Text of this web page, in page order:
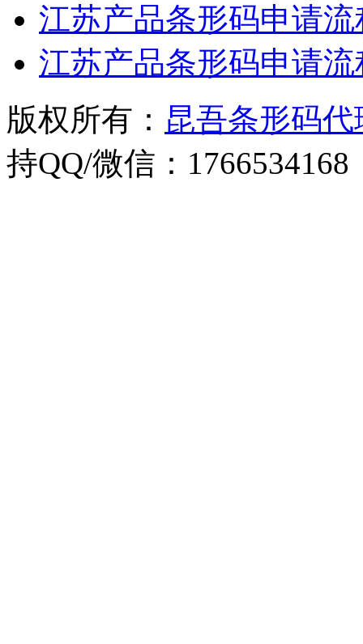
江苏产品条形码申请
江苏产品条形码申请
版权所有： 昆吾条形码
持QQ/微信：1766534168